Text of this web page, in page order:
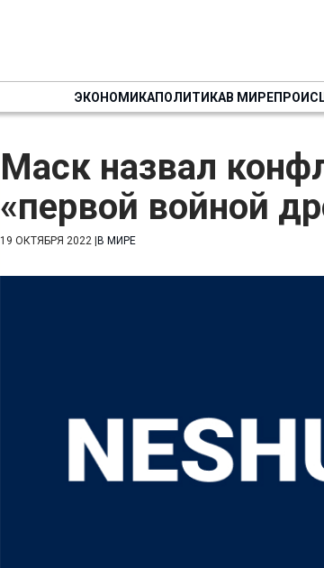
ЭКОНОМИКАПОЛИТИКАВ МИРЕ
Маск назвал
«первой войной
19 ОКТЯБРЯ 2022 В МИРЕ